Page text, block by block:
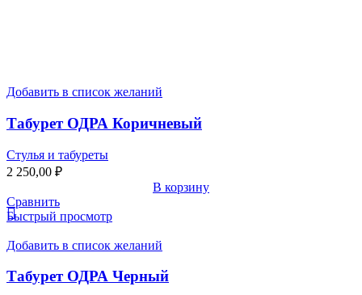
Добавить в список желаний
Табурет ОДРА Коричневый
Стулья и табуреты
2 250,00 ₽
В корзину
Сравнить
Быстрый просмотр
Добавить в список желаний
Табурет ОДРА Черный